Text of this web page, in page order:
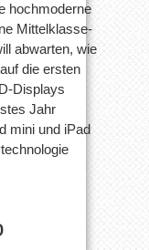
hochmoderne
Mittelklasse-
abwarten, wie
die ersten
Displays
Jahr
mini und iPad